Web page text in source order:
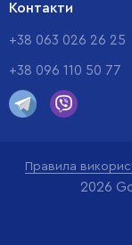
Контакти
+38 063 026 26 25
+38 096 110 50 77
Правила
2026